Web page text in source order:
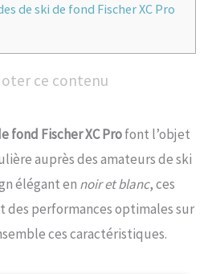
de ski de fond Fischer XC Pro
ce contenu
fond Fischer XC Profont l’objet
auprès des amateurs de ski
élégant en noir et blanc, ces
des performances optimales sur
ces caractéristiques.